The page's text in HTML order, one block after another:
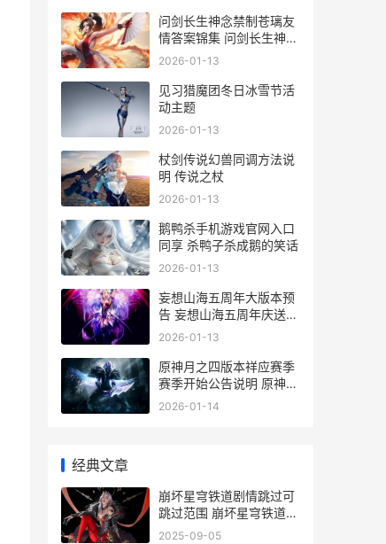
问剑长生神念禁制苍璃友
情答案锦集 问剑长生神念
禁制游历所得答案
2026-01-13
见习猎魔团冬日冰雪节活
动主题
2026-01-13
杖剑传说幻兽同调方法说
明 传说之杖
2026-01-13
鹅鸭杀手机游戏官网入口
同享 杀鸭子杀成鹅的笑话
2026-01-13
妄想山海五周年大版本预
告 妄想山海五周年庆送好
礼
2026-01-13
原神月之四版本祥应赛季
赛季开始公告说明 原神月
之四版本复刻
2026-01-14
经典文章
崩坏星穹铁道剧情跳过可
跳过范围 崩坏星穹铁道剧
情3.5
2025-09-05